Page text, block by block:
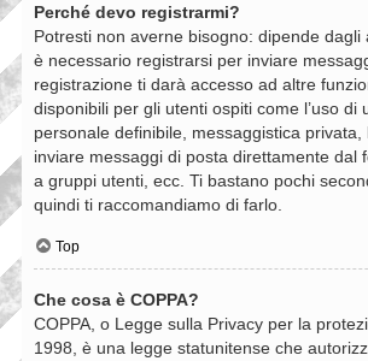
Perché devo registrarmi?
Potresti non averne bisogno: dipende dagli
è necessario registrarsi per inviare
registrazione ti darà accesso ad altre
disponibili per gli utenti ospiti come l’uso di
personale definibile, messaggistica privata,
inviare messaggi di posta direttamente dal
a gruppi utenti, ecc. Ti bastano pochi
quindi ti raccomandiamo di farlo.
Top
Che cosa è COPPA?
COPPA, o Legge sulla Privacy per la
1998, è una legge statunitense che